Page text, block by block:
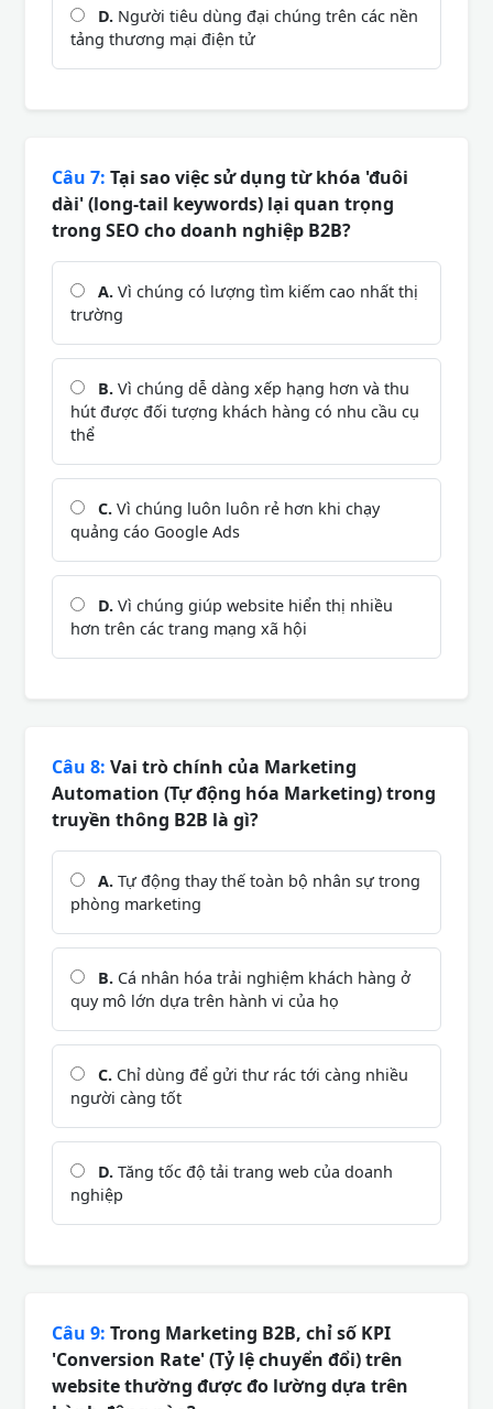
D. Người tiêu dùng đại chúng trên các nền
tảng thương mại điện tử
Câu 7: Tại sao việc sử dụng từ khóa 'đuôi
dài' (long-tail keywords) lại quan trọng
trong SEO cho doanh nghiệp B2B?
A. Vì chúng có lượng tìm kiếm cao nhất thị
trường
B. Vì chúng dễ dàng xếp hạng hơn và thu
hút được đối tượng khách hàng có nhu cầu cụ
thể
C. Vì chúng luôn luôn rẻ hơn khi chạy
quảng cáo Google Ads
D. Vì chúng giúp website hiển thị nhiều
hơn trên các trang mạng xã hội
Câu 8: Vai trò chính của Marketing
Automation (Tự động hóa Marketing) trong
truyền thông B2B là gì?
A. Tự động thay thế toàn bộ nhân sự trong
phòng marketing
B. Cá nhân hóa trải nghiệm khách hàng ở
quy mô lớn dựa trên hành vi của họ
C. Chỉ dùng để gửi thư rác tới càng nhiều
người càng tốt
D. Tăng tốc độ tải trang web của doanh
nghiệp
Câu 9: Trong Marketing B2B, chỉ số KPI
'Conversion Rate' (Tỷ lệ chuyển đổi) trên
website thường được đo lường dựa trên